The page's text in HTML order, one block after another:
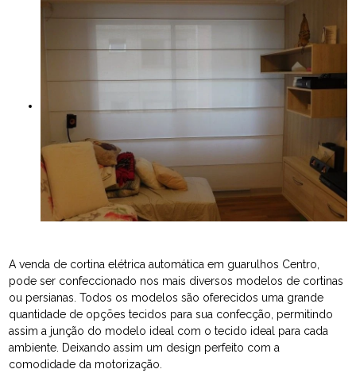
A venda de cortina elétrica automática em guarulhos Centro,
pode ser confeccionado nos mais diversos modelos de cortinas
ou persianas. Todos os modelos são oferecidos uma grande
quantidade de opções tecidos para sua confecção, permitindo
assim a junção do modelo ideal com o tecido ideal para cada
ambiente. Deixando assim um design perfeito com a
comodidade da motorização.